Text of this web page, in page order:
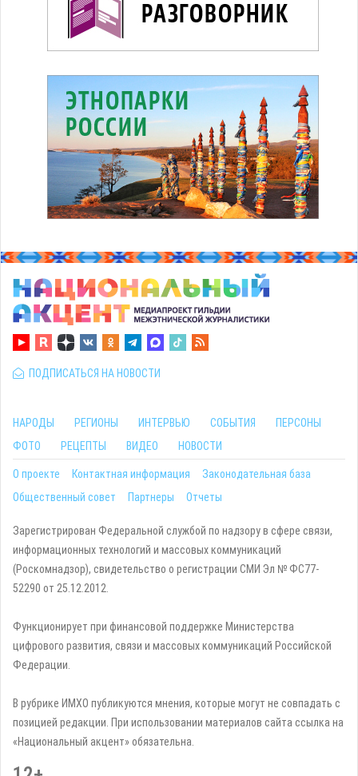
ПОДПИСАТЬСЯ НА НОВОСТИ
НАРОДЫ РЕГИОНЫ ИНТЕРВЬЮ СОБЫТИЯ
ПЕРСОНЫ
ФОТО
РЕЦЕПТЫ ВИДЕО НОВОСТИ
О проекте Контактная информация
Законодательная база
Общественный совет
Партнеры Отчеты
Зарегистрирован Федеральной службой по надзору в сфере связи,
информационных технологий и массовых коммуникаций
(Роскомнадзор), свидетельство о регистрации СМИ Эл № ФС77-
52290 от 25.12.2012.
Функционирует при финансовой поддержке Министерства
цифрового развития, связи и массовых коммуникаций Российской
Федерации.
В рубрике ИМХО публикуются мнения, которые могут не совпадать с
позицией редакции. При использовании материалов сайта ссылка на
«Национальный акцент» обязательна.